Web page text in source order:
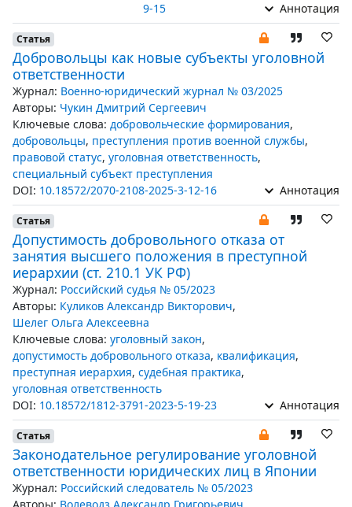
9-15
Аннотация
Статья
Добровольцы как новые субъекты уголовной
ответственности
Журнал: Военно-юридический журнал № 03/2025
Авторы: Чукин Дмитрий Сергеевич
Ключевые слова: добровольческие формирования,
добровольцы, преступления против военной службы,
правовой статус, уголовная ответственность,
специальный субъект преступления
DOI: 10.18572/2070-2108-2025-3-12-16 Аннотация
Статья
Допустимость добровольного отказа от
занятия высшего положения в преступной
иерархии (ст. 210.1 УК РФ)
Журнал: Российский судья № 05/2023
Авторы: Куликов Александр Викторович,
Шелег Ольга Алексеевна
Ключевые слова: уголовный закон,
допустимость добровольного отказа, квалификация,
преступная иерархия, судебная практика,
уголовная ответственность
DOI: 10.18572/1812-3791-2023-5-19-23 Аннотация
Статья
Законодательное регулирование уголовной
ответственности юридических лиц в Японии
Журнал: Российский следователь № 05/2023